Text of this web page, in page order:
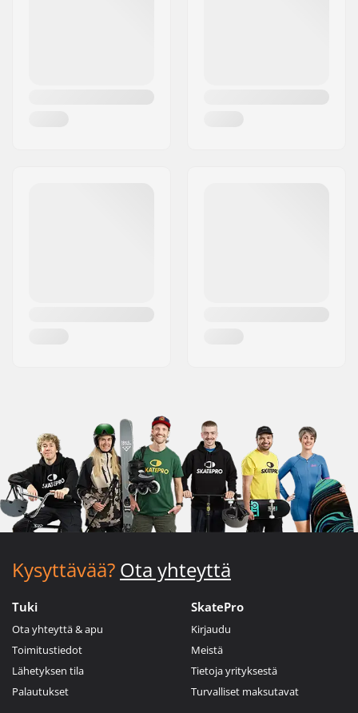
Kysyttävää? Ota yhteyttä
Tuki
Ota yhteyttä & apu
Toimitustiedot
Lähetyksen tila
Palautukset
SkatePro
Kirjaudu
Meistä
Tietoja yrityksestä
Turvalliset maksutavat